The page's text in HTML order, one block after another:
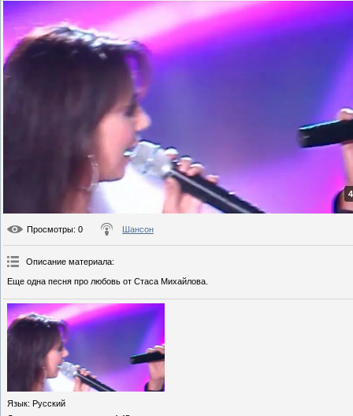
Просмотры: 0 Шансон
Описание материала:
Еще одна песня про любовь от Стаса Михайлова.
Язык: Русский